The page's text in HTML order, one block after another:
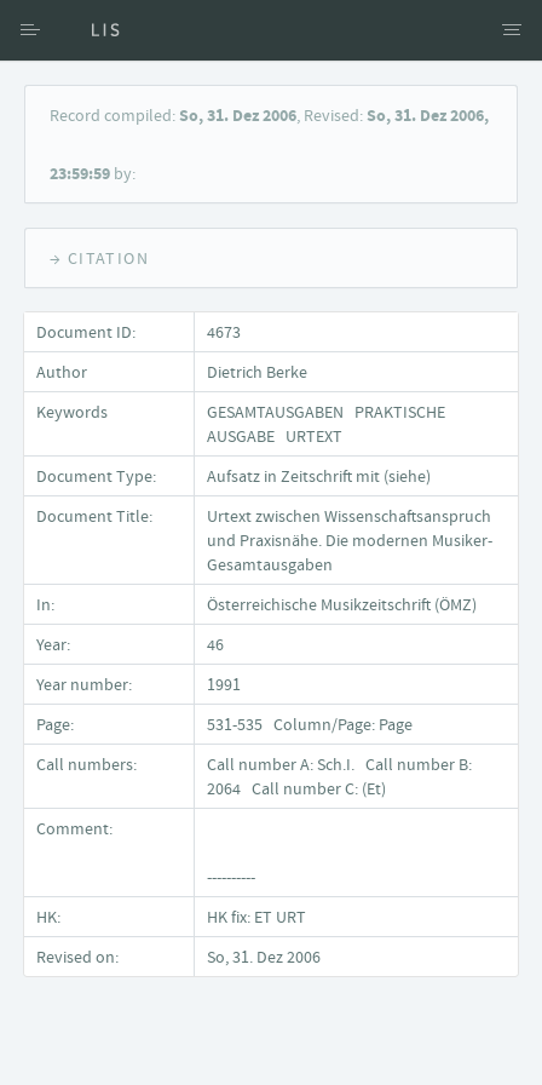
Access via Author
Keyword Search
Record compiled:So, 31. Dez 2006, Revised:So, 31. Dez 2006,
23:59:59 by:
→ CITATION
Document ID:
4673
Author
Dietrich Berke
Keywords
GESAMTAUSGABEN PRAKTISCHE
AUSGABE URTEXT
Document Type:
Aufsatz in Zeitschrift mit (siehe)
Document Title:
Urtext zwischen Wissenschaftsanspruch
und Praxisnähe. Die modernen Musiker-
Gesamtausgaben
In:
Österreichische Musikzeitschrift (ÖMZ)
Year:
46
Year number:
1991
Page:
531-535 Column/Page: Page
Call numbers:
Call number A: Sch.I. Call number B:
2064 Call number C: (Et)
Comment:
----------
HK:
HK fix: ET URT
Revised on:
So, 31. Dez 2006